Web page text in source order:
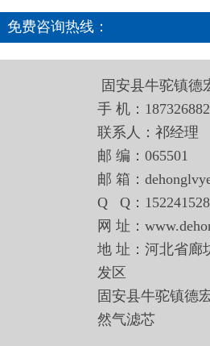
免费咨询热线：
18732688276
固安县牛驼镇德
手 机：
联系人：祁经理
邮 编：065501
邮 箱：
Q Q：
网 址：
地 址：河北省廊
发区
固安县牛驼镇德
然气滤芯